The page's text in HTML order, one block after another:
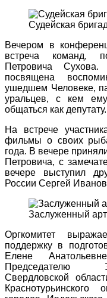
Судейская
Вечером в
встреча команд,
Петровича
посвящена
ушедшем Человеке,
уральцев, с кем
общаться как депутату.
На встрече
фильмы о своих
года. В вечере
Петровича, с
вечере выступил
России Сергей
Заслуженный
Оргкомитет
поддержку в
Елене
Председателю
Свердловской